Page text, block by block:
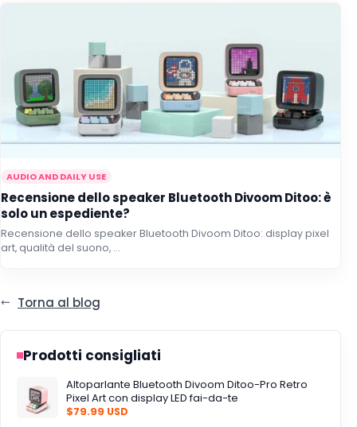
AUDIO AND DAILY USE
Recensione dello speaker Bluetooth Divoom Ditoo: è
solo un espediente?
Recensione dello speaker Bluetooth Divoom Ditoo: display pixel
art, qualità del suono, ...
Torna al blog
Prodotti consigliati
Altoparlante Bluetooth Divoom Ditoo-Pro Retro
Pixel Art con display LED fai-da-te
$79.99 USD